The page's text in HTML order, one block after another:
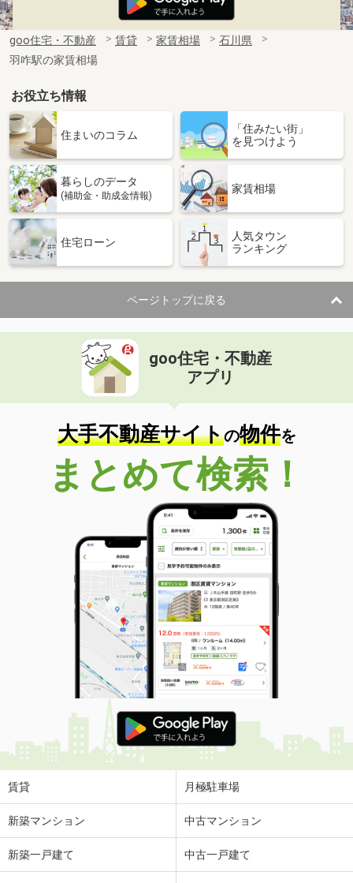
goo住宅・不動産 賃貸 家賃相場
石川県
羽咋駅の家賃相場
お役立ち情報
住まいのコラム
「住みたい街」
を見つけよう
暮らしのデータ
(補助金・助成金情報)
家賃相場
住宅ローン
人気タウン
ランキング
ページトップに戻る
goo住宅・不動産
アプリ
大手不動産サイトの物件を
まとめて検索！
賃貸 月極駐車場
新築マンション 中古マンション
新築一戸建て 中古一戸建て